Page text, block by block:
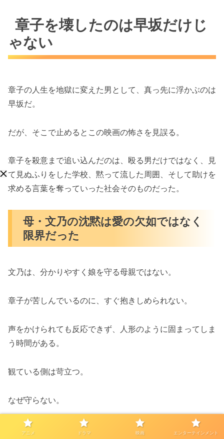
章子を壊したのは早坂だけじ
ゃない
章子の人生を地獄に変えた男として、真っ先に浮かぶのは
早坂だ。
だが、そこで止めるとこの映画の怖さを見誤る。
章子を殺意まで追い込んだのは、殴る男だけではなく、見
て見ぬふりをした学校、黙って流した周囲、そして助けを
求める言葉を奪っていった社会そのものだった。
母・文乃の沈黙は愛の欠如ではなく
限界だった
文乃は、分かりやすく娘を守る母親ではない。
章子が苦しんでいるのに、すぐ抱きしめられない。
声をかけられても反応できず、人形のように固まってしま
う時間がある。
観ている側は苛立つ。
なぜ守らない。
なぜ立ち上がらない。
アニメ ドラマ 映画 エンターテインメント